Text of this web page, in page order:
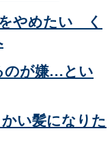
をやめたい く
のが嫌…とい
い髪になりた